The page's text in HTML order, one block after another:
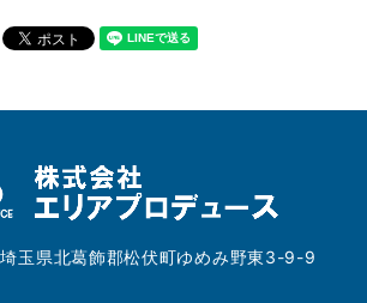
県北葛飾郡松伏町ゆめみ野東3-9-9